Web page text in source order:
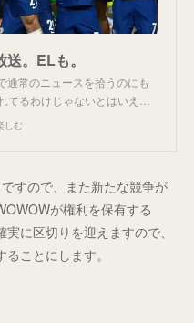
。ELも。
通常のニュースを拾うのにも
てるわけじゃないとはいえ…
しむ
すので、また新たな競争が
が権利を保有する
に区切りを迎えますので、
ことにします。